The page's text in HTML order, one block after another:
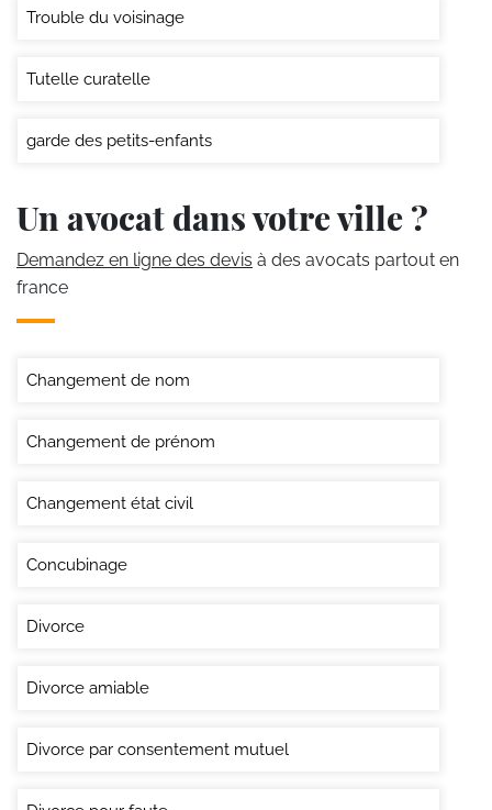
Trouble du voisinage
Tutelle curatelle
garde des petits-enfants
Un avocat dans votre ville ?
Demandez en ligne des devis à des avocats partout en
france
Changement de nom
Changement de prénom
Changement état civil
Concubinage
Divorce
Divorce amiable
Divorce par consentement mutuel